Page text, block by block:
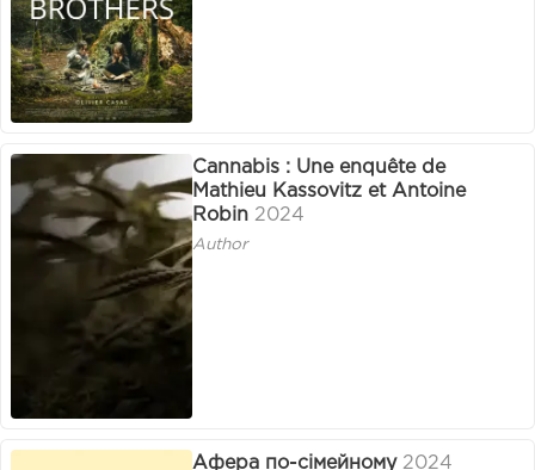
Cannabis : Une enquête de
Mathieu Kassovitz et Antoine
Robin 2024
Author
Афера по-сімейному 2024